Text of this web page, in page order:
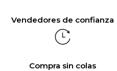
Vendedores de confianza
Compra sin colas